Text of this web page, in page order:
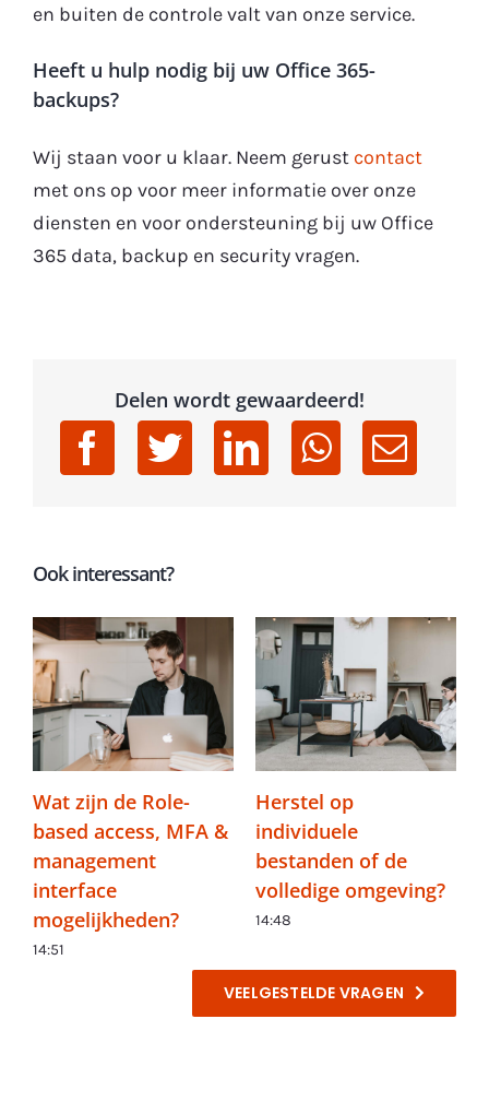
en buiten de controle valt van onze service.
Heeft u hulp nodig bij uw Office 365-
backups?
Wij staan voor u klaar. Neem gerust contact
met ons op voor meer informatie over onze
diensten en voor ondersteuning bij uw Office
365 data, backup en security vragen.
Delen wordt gewaardeerd!
Ook interessant?
Wat zijn de Role-
based access, MFA &
management
interface
mogelijkheden?
14:51
Herstel op
individuele
bestanden of de
volledige omgeving?
14:48
VEELGESTELDE VRAGEN